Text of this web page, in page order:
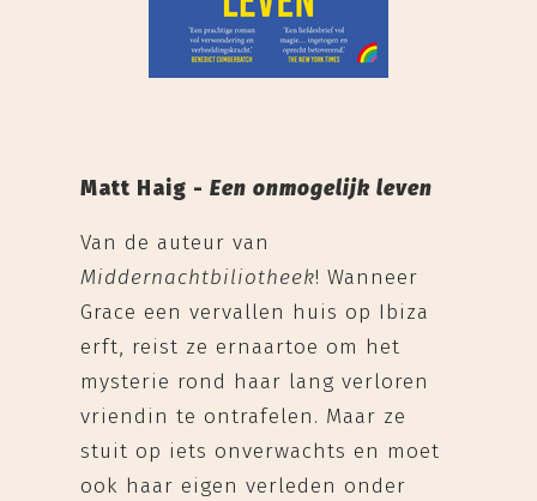
Matt Haig -Een onmogelijk leven
Van de auteur van
Middernachtbiliotheek! Wanneer
Grace een vervallen huis op Ibiza
erft, reist ze ernaartoe om het
mysterie rond haar lang verloren
vriendin te ontrafelen. Maar ze
stuit op iets onverwachts en moet
ook haar eigen verleden onder